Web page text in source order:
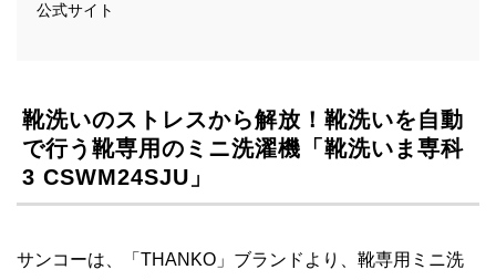
公式サイト
靴洗いのストレスから解放！靴洗いを自動
で行う靴専用のミニ洗濯機「靴洗いま専科
3 CSWM24SJU」
サンコーは、「THANKO」ブランドより、靴専用ミニ洗